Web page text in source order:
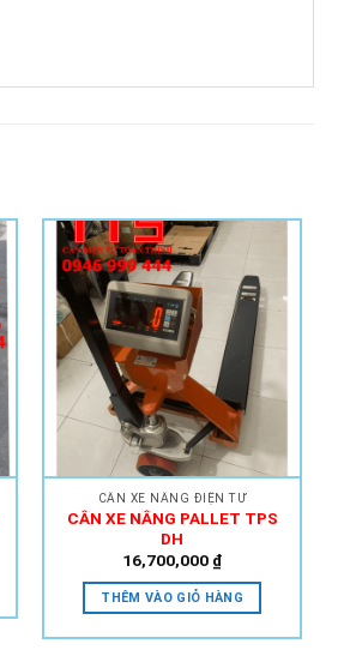
Add to
Wishlist
CÂN XE NÂNG ĐIỆN TỬ
CÂN XE NÂNG PALLET TPS
DH
16,700,000 ₫
THÊM VÀO GIỎ HÀNG